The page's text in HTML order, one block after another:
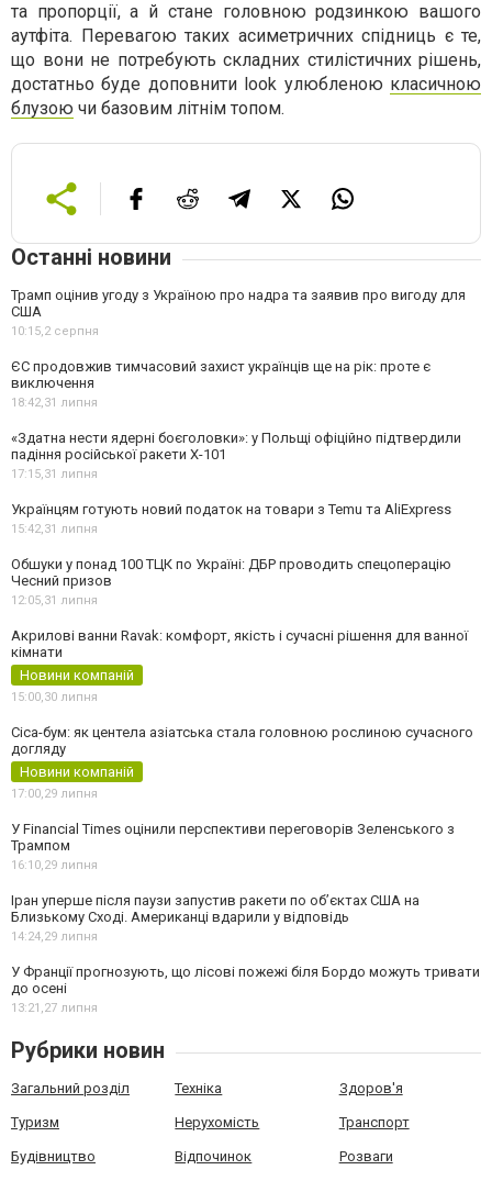
та пропорції, а й стане головною родзинкою вашого
аутфіта. Перевагою таких асиметричних спідниць є те,
що вони не потребують складних стилістичних рішень,
достатньо буде доповнити look улюбленою класичною
блузою чи базовим літнім топом.
Останні новини
Трамп оцінив угоду з Україною про надра та заявив про вигоду для
США
10:15,2 серпня
ЄС продовжив тимчасовий захист українців ще на рік: проте є
виключення
18:42,31 липня
«Здатна нести ядерні боєголовки»: у Польщі офіційно підтвердили
падіння російської ракети Х-101
17:15,31 липня
Українцям готують новий податок на товари з Temu та AliExpress
15:42,31 липня
Обшуки у понад 100 ТЦК по Україні: ДБР проводить спецоперацію
Чесний призов
12:05,31 липня
Акрилові ванни Ravak: комфорт, якість і сучасні рішення для ванної
кімнати
Новини компаній
15:00,30 липня
Cica-бум: як центела азіатська стала головною рослиною сучасного
догляду
Новини компаній
17:00,29 липня
У Financial Times оцінили перспективи переговорів Зеленського з
Трампом
16:10,29 липня
Іран уперше після паузи запустив ракети по обʼєктах США на
Близькому Сході. Американці вдарили у відповідь
14:24,29 липня
У Франції прогнозують, що лісові пожежі біля Бордо можуть тривати
до осені
13:21,27 липня
Рубрики новин
Загальний розділ Техніка Здоров'я
Туризм Нерухомість Транспорт
Будівництво Відпочинок Розваги